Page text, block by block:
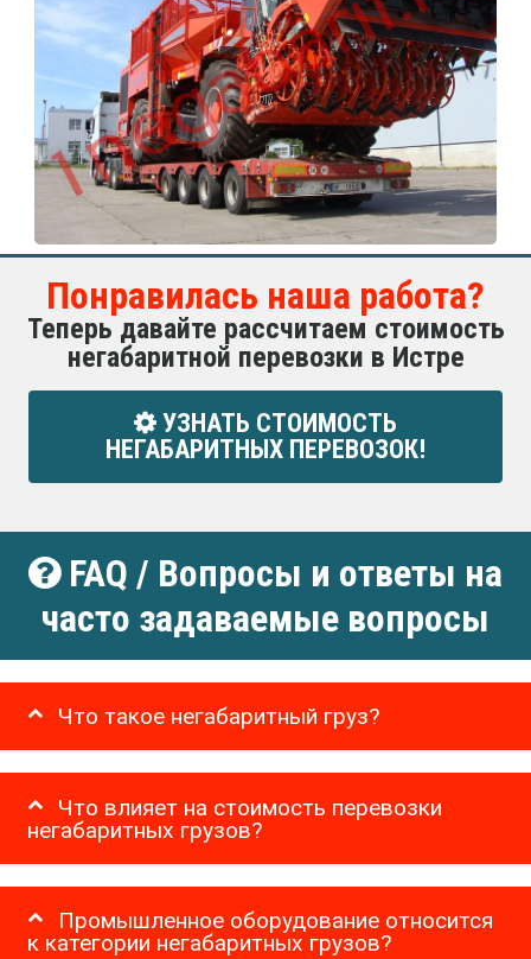
Понравилась наша работа?
Теперь давайте рассчитаем стоимость
негабаритной перевозки в Истре
УЗНАТЬ СТОИМОСТЬ
НЕГАБАРИТНЫХ ПЕРЕВОЗОК!
FAQ / Вопросы и ответы на
часто задаваемые вопросы
Что такое негабаритный груз?
Что влияет на стоимость перевозки
негабаритных грузов?
Промышленное оборудование относится
к категории негабаритных грузов?